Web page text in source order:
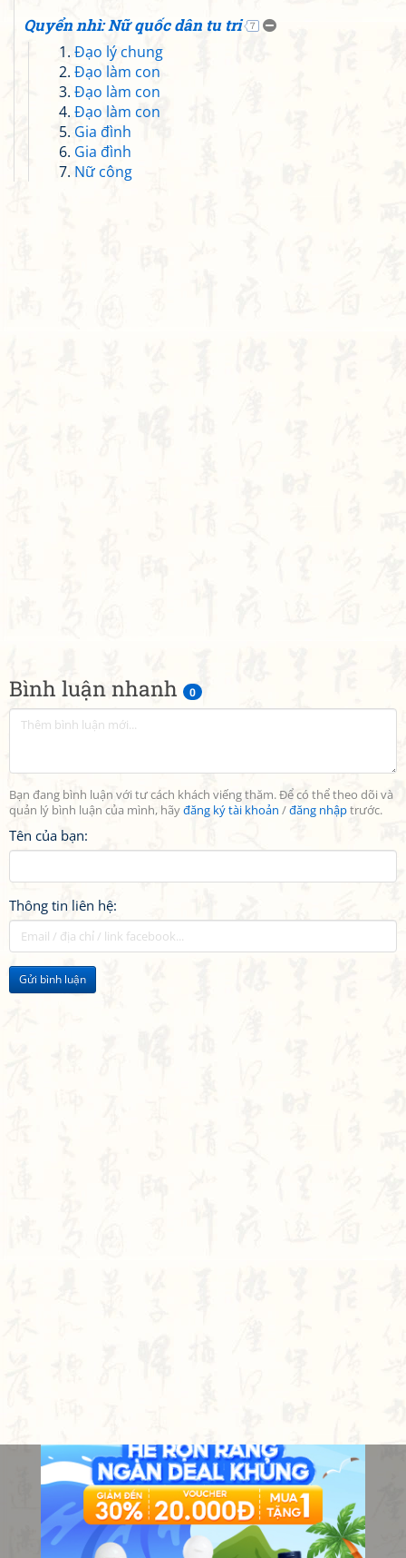
Bình luận nhanh 0
Bạn đang bình luận với tư cách khách viếng thăm. Để có thể theo dõi và
quản lý bình luận của mình, hãyđăng ký tài khoản /đăng nhậptrước.
Tên của bạn:
Thông tin liên hệ:
Gửi bình luận
Quyển nhì: Nữ quốc dân tu tri 7
Đạo lý chung
Đạo làm con
Đạo làm con
Đạo làm con
Gia đình
Gia đình
Nữ công